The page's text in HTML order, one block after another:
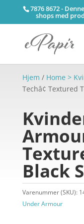
7876 8672 -
shops med
Hjem / Home >
Techâ¢ Textured
Black S
Varenummer (SKU):
Under Armour